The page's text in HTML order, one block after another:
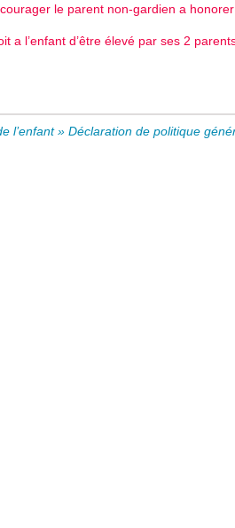
le parent non-gardien a honorer
a l’enfant d’être élevé par ses 2
l’enfant » Déclaration de politique